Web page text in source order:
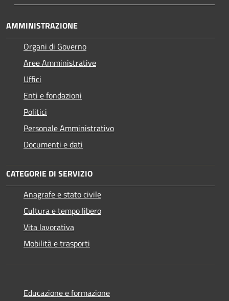
AMMINISTRAZIONE
Organi di Governo
Aree Amministrative
Uffici
Enti e fondazioni
Politici
Personale Amministrativo
Documenti e dati
CATEGORIE DI SERVIZIO
Anagrafe e stato civile
Cultura e tempo libero
Vita lavorativa
Mobilità e trasporti
Educazione e formazione